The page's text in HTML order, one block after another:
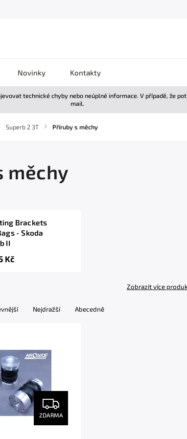
Novinky Kontakty
technické chyby nebo neúplné informace. V případě, že
mail.
Superb 2 3T / Příruby s měchy
měchy
Brackets
- Skoda
II
Kč
Zobrazit více
Nejdražší Abecedně
ZDARMA